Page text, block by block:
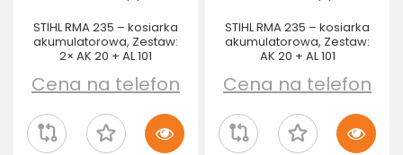
STIHL RMA 235 – kosiarka
akumulatorowa, Zestaw:
2× AK 20 + AL 101
Cena na telefon
STIHL RMA 235 – kosiarka
akumulatorowa, Zestaw:
AK 20 + AL 101
Cena na telefon